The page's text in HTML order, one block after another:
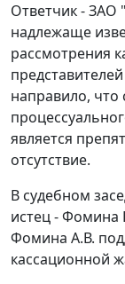
Ответчик - ЗАО
надлежаще
рассмотрения
направило, что
является
отсутствие.
В судебном
истец - Фомина
Фомина А.В.
кассационной